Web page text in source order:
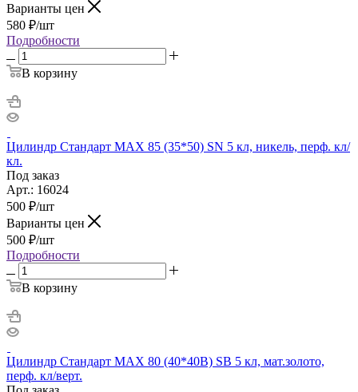
Варианты цен
580 ₽/шт
Подробности
В корзину
Цилиндр Стандарт MAX 85 (35*50) SN 5 кл, никель, перф. кл/
кл.
Под заказ
Арт.: 16024
500 ₽/шт
Варианты цен
500 ₽/шт
Подробности
В корзину
Цилиндр Стандарт MAX 80 (40*40B) SB 5 кл, мат.золото,
перф. кл/верт.